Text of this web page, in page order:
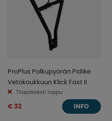
ProPlus Polkupyörän Pidike
Vetokoukkuun Klick Fast II
Tilapäisesti loppu
€ 32 INFO